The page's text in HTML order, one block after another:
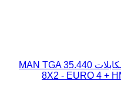
نظام الكابلات MAN TGA 35.440
8X2 - EURO 4 +